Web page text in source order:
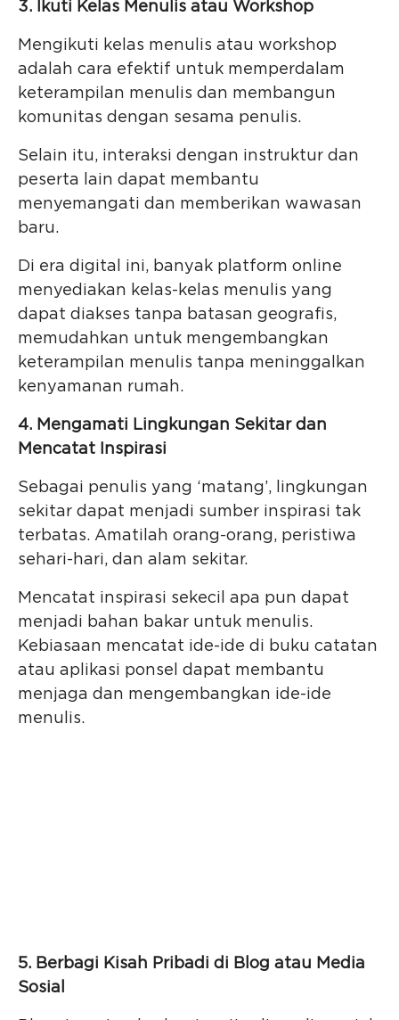
3. Ikuti Kelas Menulis atau Workshop
Mengikuti kelas menulis atau workshop
adalah cara efektif untuk memperdalam
keterampilan menulis dan membangun
komunitas dengan sesama penulis.
Selain itu, interaksi dengan instruktur dan
peserta lain dapat membantu
menyemangati dan memberikan wawasan
baru.
Di era digital ini, banyak platform online
menyediakan kelas-kelas menulis yang
dapat diakses tanpa batasan geografis,
memudahkan untuk mengembangkan
keterampilan menulis tanpa meninggalkan
kenyamanan rumah.
4. Mengamati Lingkungan Sekitar dan
Mencatat Inspirasi
Sebagai penulis yang ‘matang’, lingkungan
sekitar dapat menjadi sumber inspirasi tak
terbatas. Amatilah orang-orang, peristiwa
sehari-hari, dan alam sekitar.
Mencatat inspirasi sekecil apa pun dapat
menjadi bahan bakar untuk menulis.
Kebiasaan mencatat ide-ide di buku catatan
atau aplikasi ponsel dapat membantu
menjaga dan mengembangkan ide-ide
menulis.
5. Berbagi Kisah Pribadi di Blog atau Media
Sosial